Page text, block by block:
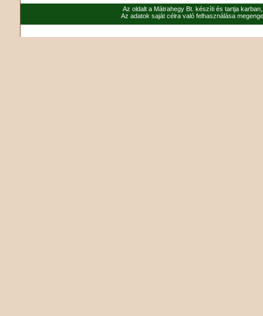
Az oldalt a Mátrahegy Bt. készíti és tartja
Az adatok saját célra való felhasználása